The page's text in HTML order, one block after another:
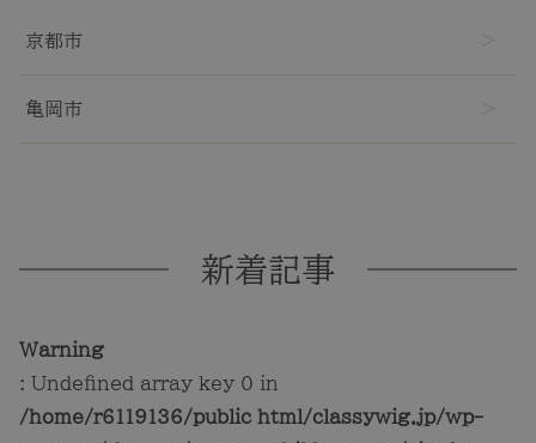
プレゼント
京都市
亀岡市
新着記事
Warning
: Undefined array key 0 in
/home/r6119136/public_html/classywig.jp/wp-